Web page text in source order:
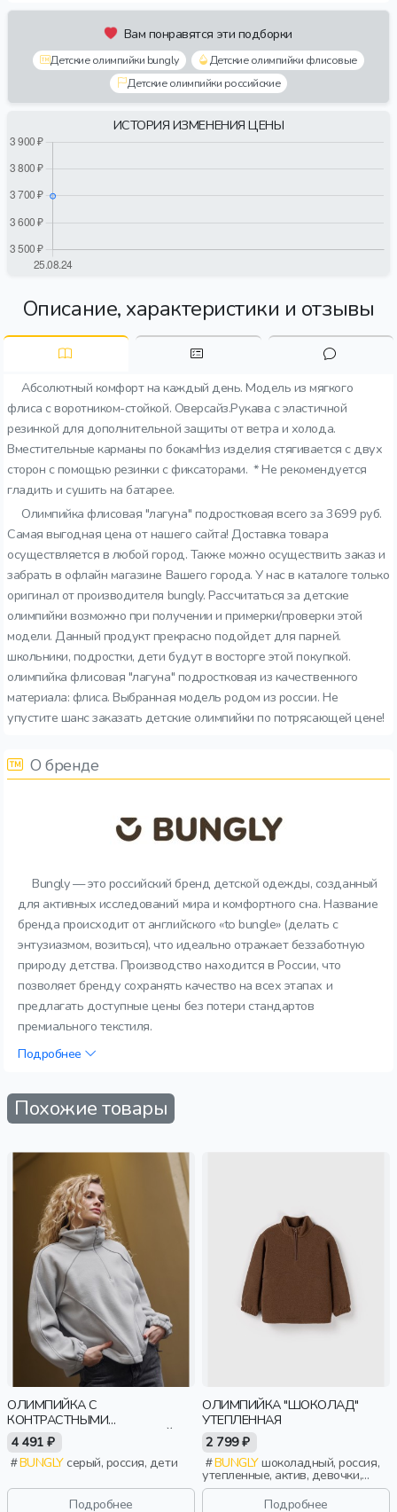
Вам понравятся эти подборки
Детские олимпийки bungly
Детские олимпийки флисовые
Детские олимпийки российские
ИСТОРИЯ ИЗМЕНЕНИЯ ЦЕНЫ
Описание, характеристики и отзывы
Абсолютный комфорт на каждый день. Модель из мягкого
флиса с воротником-стойкой. Оверсайз.Рукава с эластичной
резинкой для дополнительной защиты от ветра и холода.
Вместительные карманы по бокамНиз изделия стягивается с двух
сторон с помощью резинки с фиксаторами. * Не рекомендуется
гладить и сушить на батарее.
Олимпийка флисовая "лагуна" подростковая всего за 3699 руб.
Самая выгодная цена от нашего сайта! Доставка товара
осуществляется в любой город. Также можно осуществить заказ и
забрать в офлайн магазине Вашего города. У нас в каталоге только
оригинал от производителя bungly. Рассчитаться за детские
олимпийки возможно при получении и примерки/проверки этой
модели. Данный продукт прекрасно подойдет для парней.
школьники, подростки, дети будут в восторге этой покупкой.
олимпийка флисовая "лагуна" подростковая из качественного
материала: флиса. Выбранная модель родом из россии. Не
упустите шанс заказать детские олимпийки по потрясающей цене!
О бренде
Bungly — это российский бренд детской одежды, созданный
для активных исследований мира и комфортного сна. Название
бренда происходит от английского «to bungle» (делать с
энтузиазмом, возиться), что идеально отражает беззаботную
природу детства. Производство находится в России, что
позволяет бренду сохранять качество на всех этапах и
предлагать доступные цены без потери стандартов
премиального текстиля.
Подробнее
Похожие товары
ОЛИМПИЙКА С
КОНТРАСТНЫМИ
ОКАНТОВКАМИ И УТЯЖКОЙ
"СЕРАЯ" ЖЕНСКАЯ
4 491 ₽
BUNGLYсерый, россия, дети
Подробнее
ОЛИМПИЙКА "ШОКОЛАД"
УТЕПЛЕННАЯ
2 799 ₽
BUNGLYшоколадный, россия,
утепленные, актив, девочки,
малыши, дошкольники, дети
Подробнее